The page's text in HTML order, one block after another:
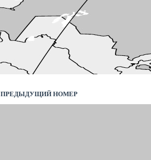
ПРЕДЫДУЩИЙ НОМЕР